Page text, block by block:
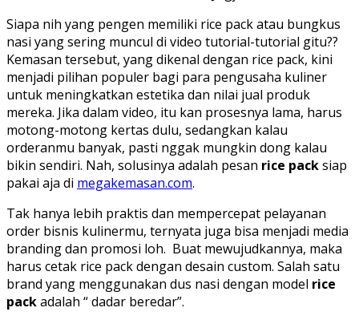
Siapa nih yang pengen memiliki rice pack atau bungkus
nasi yang sering muncul di video tutorial-tutorial gitu??
Kemasan tersebut, yang dikenal dengan rice pack, kini
menjadi pilihan populer bagi para pengusaha kuliner
untuk meningkatkan estetika dan nilai jual produk
mereka. Jika dalam video, itu kan prosesnya lama, harus
motong-motong kertas dulu, sedangkan kalau
orderanmu banyak, pasti nggak mungkin dong kalau
bikin sendiri. Nah, solusinya adalah pesan rice packsiap
pakai aja di megakemasan.com.
Tak hanya lebih praktis dan mempercepat pelayanan
order bisnis kulinermu, ternyata juga bisa menjadi media
branding dan promosi loh. Buat mewujudkannya, maka
harus cetak rice pack dengan desain custom. Salah satu
brand yang menggunakan dus nasi dengan model rice
packadalah “ dadar beredar”.